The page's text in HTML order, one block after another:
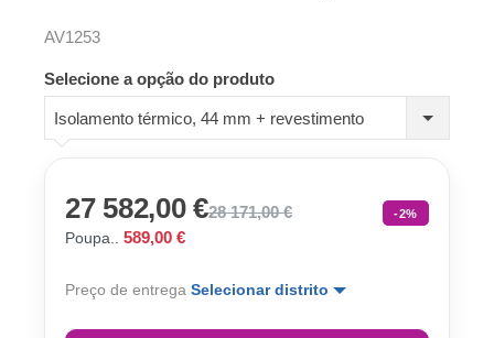
AV1253
Selecione a opção do produto
Isolamento térmico, 44 mm + revestimento
27 582,00 €28 171,00 € -2%
Poupa.. 589,00 €
Preço de entrega Selecionar distrito